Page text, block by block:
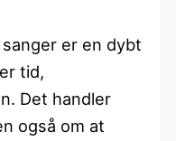
er en dybt
tid,
Det handler
også om at